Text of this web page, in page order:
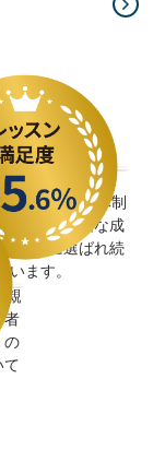
足度95.6％を獲
質とサポート体制
され、着実な成
習者に選ばれ続
います。
親
者
の
て